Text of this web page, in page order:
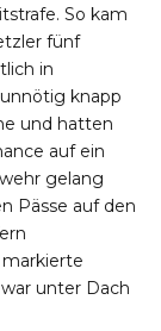
So kam
fünf
in
knapp
und hatten
auf ein
gelang
Pässe auf den
unter Dach